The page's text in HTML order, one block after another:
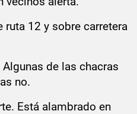
ruta 12 y sobre carretera
Algunas de las chacras
no.
Está alambrado en